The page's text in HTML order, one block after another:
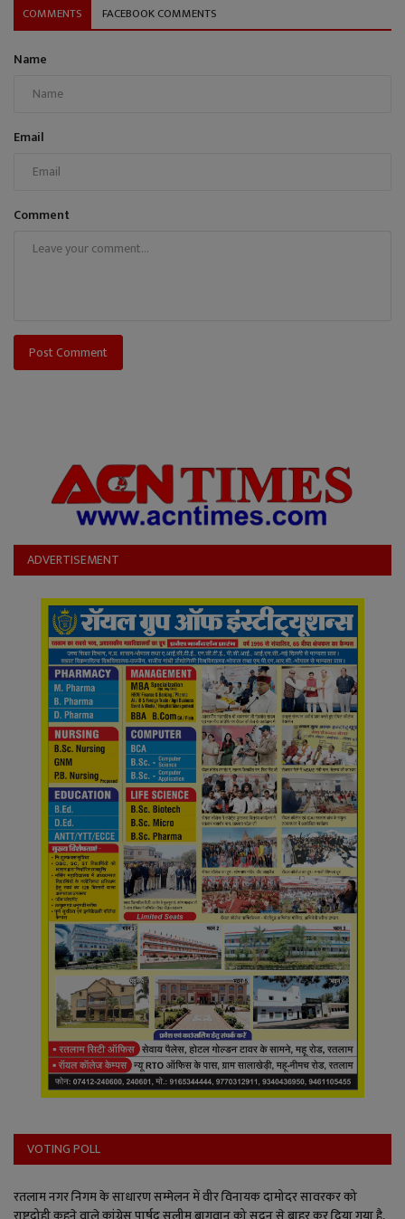
COMMENTS FACEBOOK COMMENTS
Name
Email
Comment
Post Comment
ADVERTISEMENT
VOTING POLL
रतलाम नगर निगम के साधारण सम्मेलन में वीर विनायक दामोदर सावरकर को